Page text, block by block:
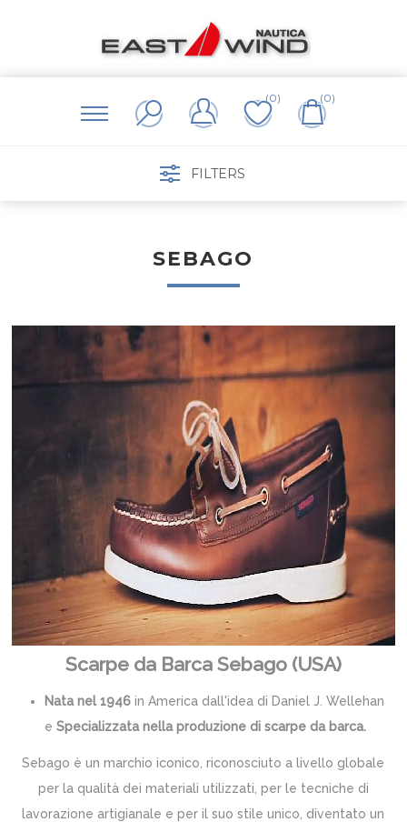
(0) (0)
FILTERS
SEBAGO
Scarpe da Barca Sebago (USA)
Nata nel 1946 in America dall'idea di Daniel J. Wellehan
eSpecializzata nella produzione di scarpe da barca.
Sebago è un marchio iconico, riconosciuto a livello globale
per la qualità dei materiali utilizzati, per le tecniche di
lavorazione artigianale e per il suo stile unico, diventato un